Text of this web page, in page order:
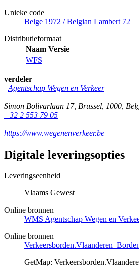
Unieke code
Belge 1972 / Belgian Lambert 72
Distributieformaat
Naam Versie
WFS
verdeler
Agentschap Wegen en Verkeer
Simon Bolivarlaan 17, Brussel 1000
+32 2 553 79 05
https://www.wegenenverkeer.be
Digitale leveringsopties
Leveringseenheid
Vlaams Gewest
Online bronnen
WMS Agentschap Wegen en
Online bronnen
GetMap: